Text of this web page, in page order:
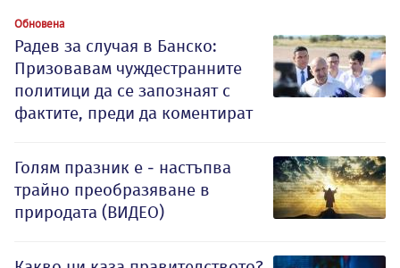
Обновена
Радев за случая в Банско:
Призовавам чуждестранните
политици да се запознаят с
фактите, преди да коментират
Голям празник е - настъпва
трайно преобразяване в
природата (ВИДЕО)